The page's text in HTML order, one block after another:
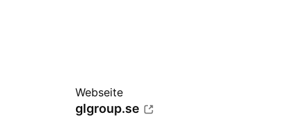
Webseite
glgroup.se